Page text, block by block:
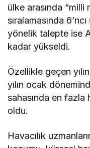
ülke arasında “milli
sıralamasında
yönelik talepte ise
kadar yükseldi.
Özellikle geçen
yılın ocak
sahasında en
oldu.
Havacılık